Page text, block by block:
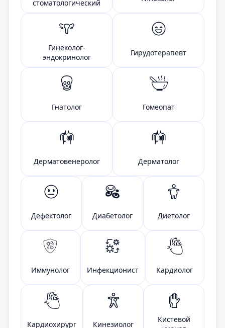
стоматологический
Гинеколог-
эндокринолог
Гирудотерапевт
Гнатолог Гомеопат
Дерматовенеролог Дерматолог
Дефектолог Диабетолог Диетолог
Иммунолог Инфекционист Кардиолог
Кардиохирург Кинезиолог
Кистевой